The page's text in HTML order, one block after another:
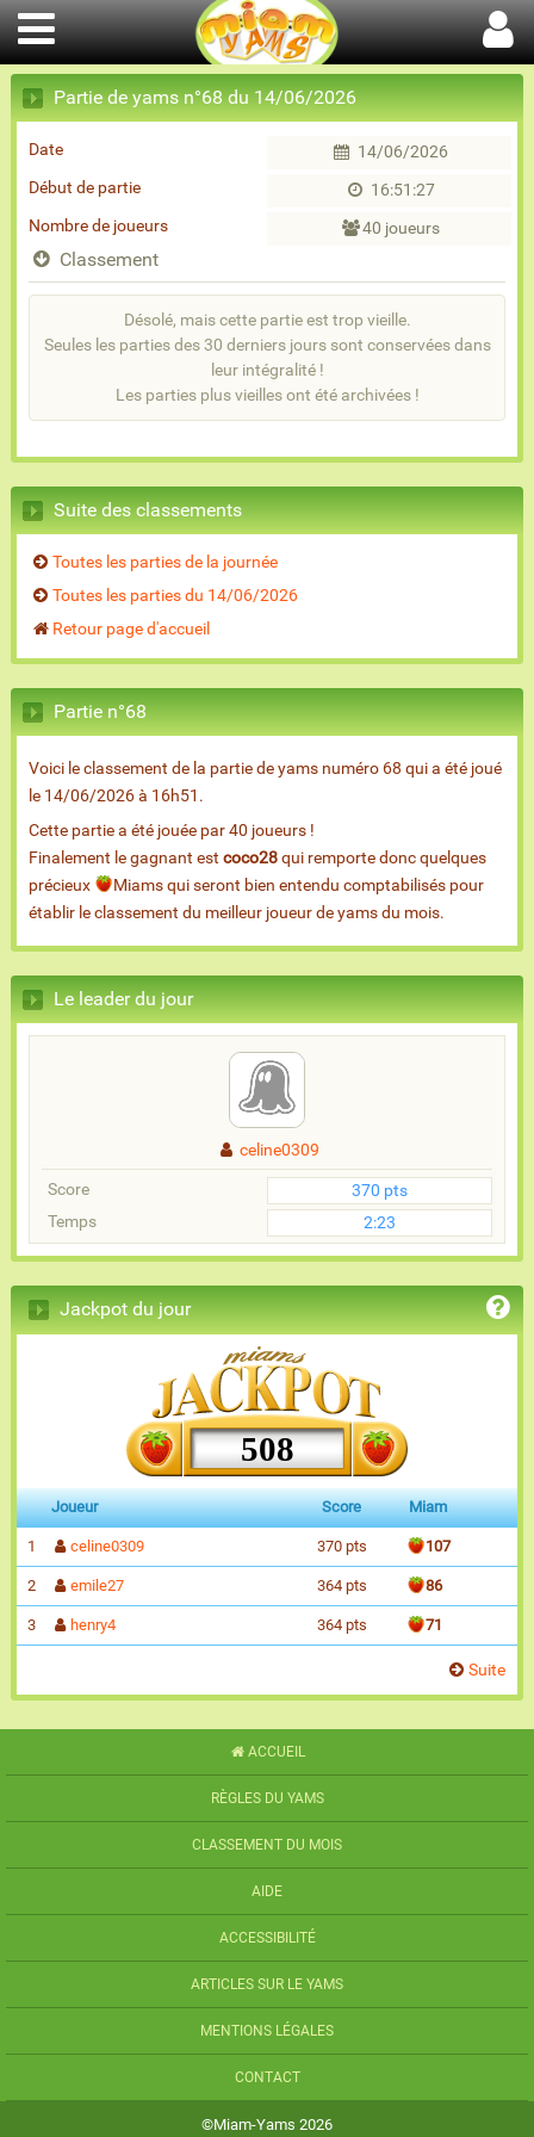
Partie de yams n°68 du 14/06/2026
Date
14/06/2026
Début de partie
16:51:27
Nombre de joueurs
40 joueurs
Classement
Désolé, mais cette partie est trop vieille.
Seules les parties des 30 derniers jours sont conservées dans
leur intégralité !
Les parties plus vieilles ont été archivées !
Suite des classements
Toutes les parties de la journée
Toutes les parties du 14/06/2026
Retour page d'accueil
Partie n°68
Voici le classement de la partie de yams numéro 68 qui a été joué
le 14/06/2026 à 16h51.
Cette partie a été jouée par 40 joueurs !
Finalement le gagnant est coco28qui remporte donc quelques
précieux
Miams qui seront bien entendu comptabilisés pour
établir le classement du meilleur joueur de yams du mois.
Le leader du jour
celine0309
Score
370 pts
Temps
2:23
Jackpot du jour
508
Joueur Score Miam
1 celine0309 370 pts 107
2 emile27 364 pts 86
3 henry4 364 pts 71
Suite
ACCUEIL
RÈGLES DU YAMS
CLASSEMENT DU MOIS
AIDE
ACCESSIBILITÉ
ARTICLES SUR LE YAMS
MENTIONS LÉGALES
CONTACT
©Miam-Yams 2026